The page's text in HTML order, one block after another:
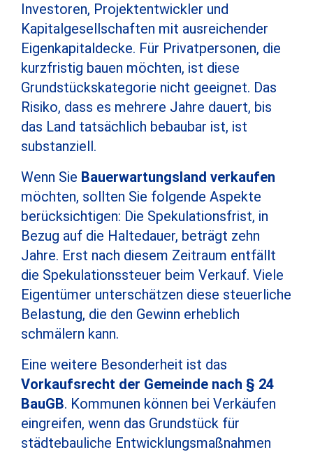
Investoren, Projektentwickler und
Kapitalgesellschaften mit ausreichender
Eigenkapitaldecke. Für Privatpersonen, die
kurzfristig bauen möchten, ist diese
Grundstückskategorie nicht geeignet. Das
Risiko, dass es mehrere Jahre dauert, bis
das Land tatsächlich bebaubar ist, ist
substanziell.
Wenn Sie Bauerwartungsland verkaufen
möchten, sollten Sie folgende Aspekte
berücksichtigen: Die Spekulationsfrist, in
Bezug auf die Haltedauer, beträgt zehn
Jahre. Erst nach diesem Zeitraum entfällt
die Spekulationssteuer beim Verkauf. Viele
Eigentümer unterschätzen diese steuerliche
Belastung, die den Gewinn erheblich
schmälern kann.
Eine weitere Besonderheit ist das
Vorkaufsrecht der Gemeinde nach § 24
BauGB. Kommunen können bei Verkäufen
eingreifen, wenn das Grundstück für
städtebauliche Entwicklungsmaßnahmen